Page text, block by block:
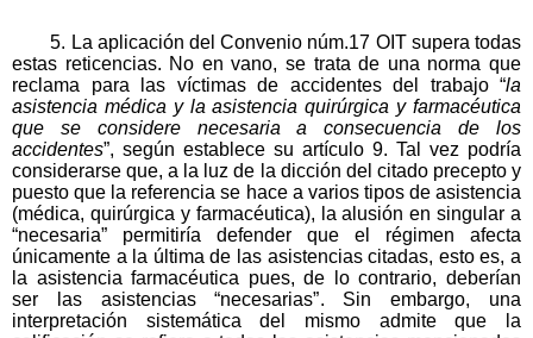
5. La aplicación del Convenio núm.17 OIT supera todas
estas reticencias. No en vano, se trata de una norma que
reclama para las víctimas de accidentes del trabajo “la
asistencia médica y la asistencia quirúrgica y farmacéutica
que se considere necesaria a consecuencia de los
accidentes”, según establece su artículo 9. Tal vez podría
considerarse que, a la luz de la dicción del citado precepto y
puesto que la referencia se hace a varios tipos de asistencia
(médica, quirúrgica y farmacéutica), la alusión en singular a
“necesaria” permitiría defender que el régimen afecta
únicamente a la última de las asistencias citadas, esto es, a
la asistencia farmacéutica pues, de lo contrario, deberían
ser las asistencias “necesarias”. Sin embargo, una
interpretación sistemática del mismo admite que la